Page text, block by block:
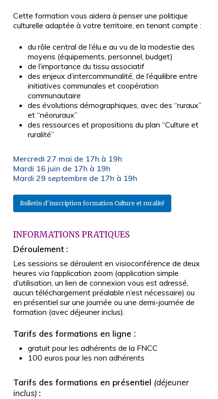
Cette formation vous aidera à penser une politique
culturelle adaptée à votre territoire, en tenant compte :
du rôle central de l’élu.e au vu de la modestie des
moyens (équipements, personnel, budget)
de l’importance du tissu associatif
des enjeux d’intercommunalité, de l’équilibre entre
initiatives communales et coopération
communautaire
des évolutions démographiques, avec des “ruraux”
et “néoruraux”
des ressources et propositions du plan “Culture et
ruralité”
Mercredi 27 mai de 17h à 19h
Mardi 16 juin de 17h à 19h
Mardi 29 septembre de 17h à 19h
Bulletin d'inscription formation Culture et ruralité
INFORMATIONS PRATIQUES
Déroulement :
Les sessions se déroulent en visioconférence de deux
heures via l’application zoom (application simple
d’utilisation, un lien de connexion vous est adressé,
aucun téléchargement préalable n’est nécessaire) ou
en présentiel sur une journée ou une demi-journée de
formation (avec déjeuner inclus).
Tarifs des formations en ligne :
gratuit pour les adhérents de la FNCC
100 euros pour les non adhérents
Tarifs des formations en présentiel (déjeuner
inclus) :